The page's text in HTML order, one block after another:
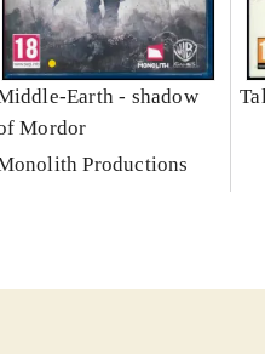
Earth - shadow
Mordor
Productions